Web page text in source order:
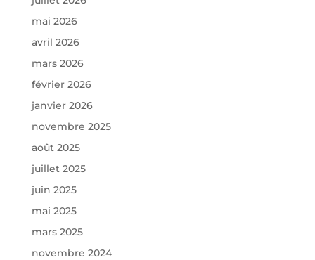
mai 2026
avril 2026
mars 2026
février 2026
janvier 2026
novembre 2025
août 2025
juillet 2025
juin 2025
mai 2025
mars 2025
novembre 2024